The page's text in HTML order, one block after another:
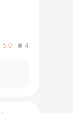
5.0 4